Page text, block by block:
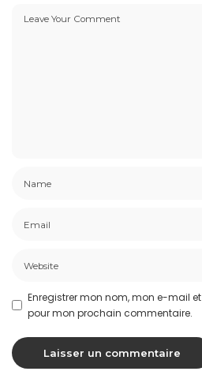
Enregistrer mon nom, mon e-mail
pour mon prochain commentaire.